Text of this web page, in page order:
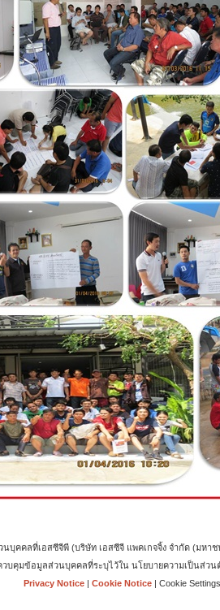
คคลที่เอสซีจีพี (บริษัท เอสซีจี แพคเกจจิ้ง จำกัด (มห
คุมข้อมูลส่วนบุคคลที่ระบุไว้ใน นโยบายความเป็นส่วน
Privacy Notice| Cookie Notice| Cookie Settings